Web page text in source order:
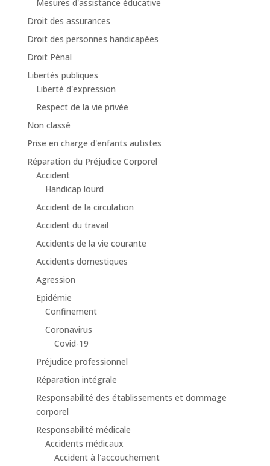
Mesures d'assistance éducative
Droit des assurances
Droit des personnes handicapées
Droit Pénal
Libertés publiques
Liberté d'expression
Respect de la vie privée
Non classé
Prise en charge d'enfants autistes
Réparation du Préjudice Corporel
Accident
Handicap lourd
Accident de la circulation
Accident du travail
Accidents de la vie courante
Accidents domestiques
Agression
Epidémie
Confinement
Coronavirus
Covid-19
Préjudice professionnel
Réparation intégrale
Responsabilité des établissements et dommage
corporel
Responsabilité médicale
Accidents médicaux
Accident à l'accouchement